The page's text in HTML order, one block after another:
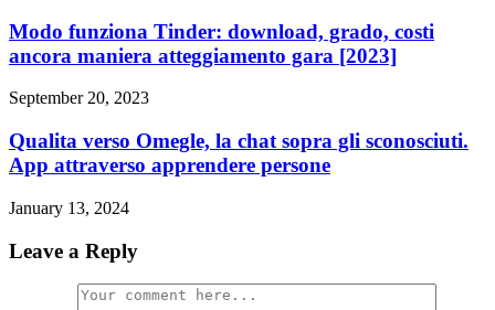
Modo funziona Tinder: download, grado, costi
ancora maniera atteggiamento gara [2023]
September 20, 2023
Qualita verso Omegle, la chat sopra gli sconosciuti.
App attraverso apprendere persone
January 13, 2024
Leave a Reply